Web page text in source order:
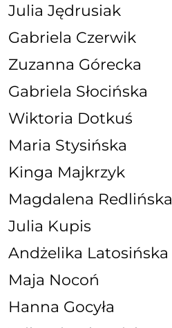
Julia Jędrusiak
Gabriela Czerwik
Zuzanna Górecka
Gabriela Słocińska
Wiktoria Dotkuś
Maria Stysińska
Kinga Majkrzyk
Magdalena Redlińska
Julia Kupis
Andżelika Latosińska
Maja Nocoń
Hanna Gocyła